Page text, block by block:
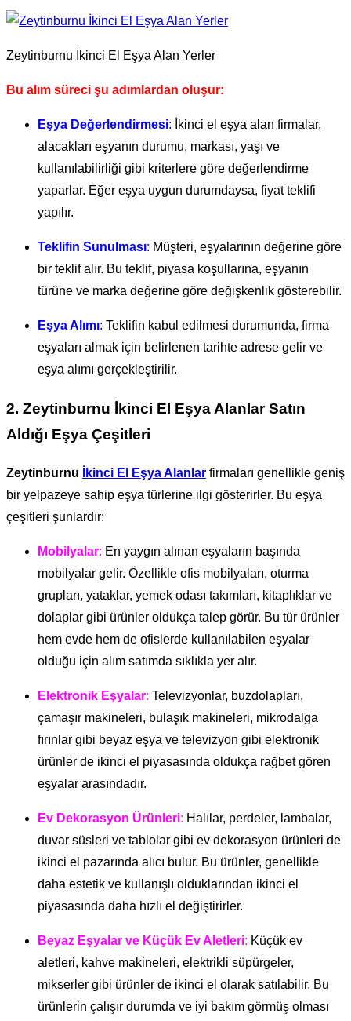
Zeytinburnu İkinci El Eşya Alan Yerler
Bu alım süreci şu adımlardan oluşur:
Eşya Değerlendirmesi: İkinci el eşya alan firmalar,
alacakları eşyanın durumu, markası, yaşı ve
kullanılabilirliği gibi kriterlere göre değerlendirme
yaparlar. Eğer eşya uygun durumdaysa, fiyat teklifi
yapılır.
Teklifin Sunulması: Müşteri, eşyalarının değerine göre
bir teklif alır. Bu teklif, piyasa koşullarına, eşyanın
türüne ve marka değerine göre değişkenlik gösterebilir.
Eşya Alımı: Teklifin kabul edilmesi durumunda, firma
eşyaları almak için belirlenen tarihte adrese gelir ve
eşya alımı gerçekleştirilir.
2. Zeytinburnu İkinci El Eşya AlanlarSatın
Aldığı Eşya Çeşitleri
Zeytinburnu İkinci El Eşya Alanlar firmaları genellikle geniş
bir yelpazeye sahip eşya türlerine ilgi gösterirler. Bu eşya
çeşitleri şunlardır:
Mobilyalar: En yaygın alınan eşyaların başında
mobilyalar gelir. Özellikle ofis mobilyaları, oturma
grupları, yataklar, yemek odası takımları, kitaplıklar ve
dolaplar gibi ürünler oldukça talep görür. Bu tür ürünler
hem evde hem de ofislerde kullanılabilen eşyalar
olduğu için alım satımda sıklıkla yer alır.
Elektronik Eşyalar: Televizyonlar, buzdolapları,
çamaşır makineleri, bulaşık makineleri, mikrodalga
fırınlar gibi beyaz eşya ve televizyon gibi elektronik
ürünler de ikinci el piyasasında oldukça rağbet gören
eşyalar arasındadır.
Ev Dekorasyon Ürünleri: Halılar, perdeler, lambalar,
duvar süsleri ve tablolar gibi ev dekorasyon ürünleri de
ikinci el pazarında alıcı bulur. Bu ürünler, genellikle
daha estetik ve kullanışlı olduklarından ikinci el
piyasasında daha hızlı el değiştirirler.
Beyaz Eşyalar ve Küçük Ev Aletleri: Küçük ev
aletleri, kahve makineleri, elektrikli süpürgeler,
mikserler gibi ürünler de ikinci el olarak satılabilir. Bu
ürünlerin çalışır durumda ve iyi bakım görmüş olması